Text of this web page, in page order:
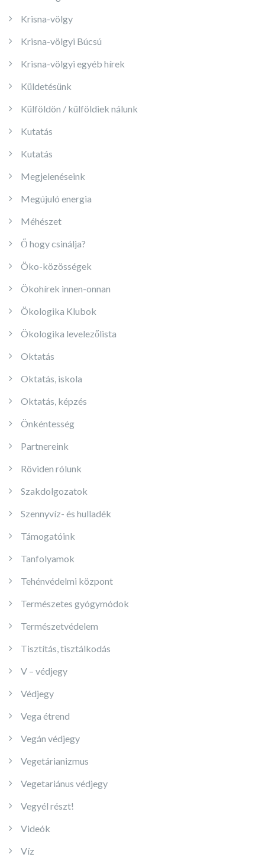
Krisna-völgy
Krisna-völgyi Búcsú
Krisna-völgyi egyéb hírek
Küldetésünk
Külföldön / külföldiek nálunk
Kutatás
Kutatás
Megjelenéseink
Megújuló energia
Méhészet
Ő hogy csinálja?
Öko-közösségek
Ökohírek innen-onnan
Ökologika Klubok
Ökologika levelezőlista
Oktatás
Oktatás, iskola
Oktatás, képzés
Önkéntesség
Partnereink
Röviden rólunk
Szakdolgozatok
Szennyvíz- és hulladék
Támogatóink
Tanfolyamok
Tehénvédelmi központ
Természetes gyógymódok
Természetvédelem
Tisztítás, tisztálkodás
V – védjegy
Védjegy
Vega étrend
Vegán védjegy
Vegetárianizmus
Vegetariánus védjegy
Vegyél részt!
Videók
Víz